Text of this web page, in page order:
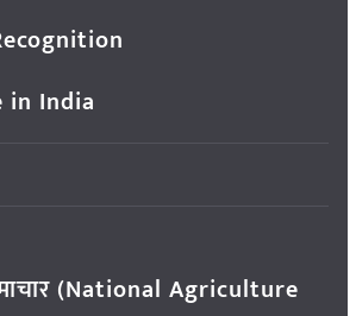
India
समाचार (National Agriculture